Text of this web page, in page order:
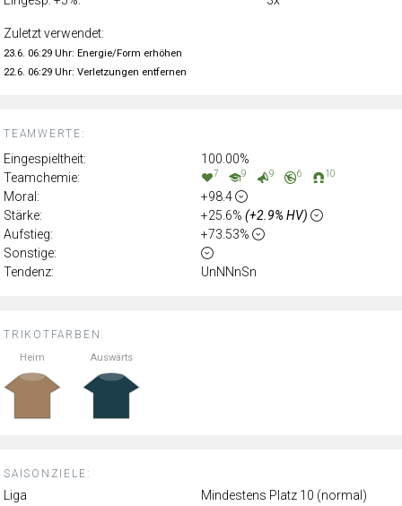
TRIKOTFARBEN:
Heim Auswärts
SAISONZIELE:
Liga
Mindestens Platz 10 (normal)
TEAMWERTE:
Eingespieltheit:
100.00%
Teamchemie:
7 9 9 6 10
Moral:
+98.4
Stärke:
+25.6% (+2.9% HV)
Aufstieg:
+73.53%
Sonstige:
Tendenz:
UnNNnSn
Zuletzt verwendet:
23.6. 06:29 Uhr: Energie/Form erhöhen
22.6. 06:29 Uhr: Verletzungen entfernen